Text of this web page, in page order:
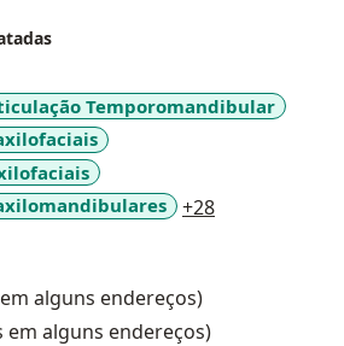
Temporomandibular
+28
alguns endereços)
em alguns endereços)